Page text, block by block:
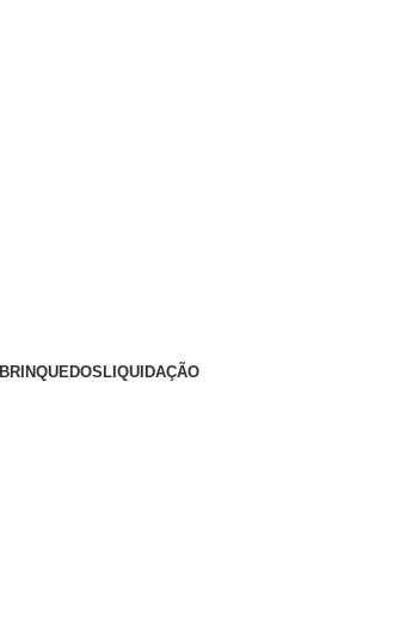
BRINQUEDOS LIQUIDAÇÃO